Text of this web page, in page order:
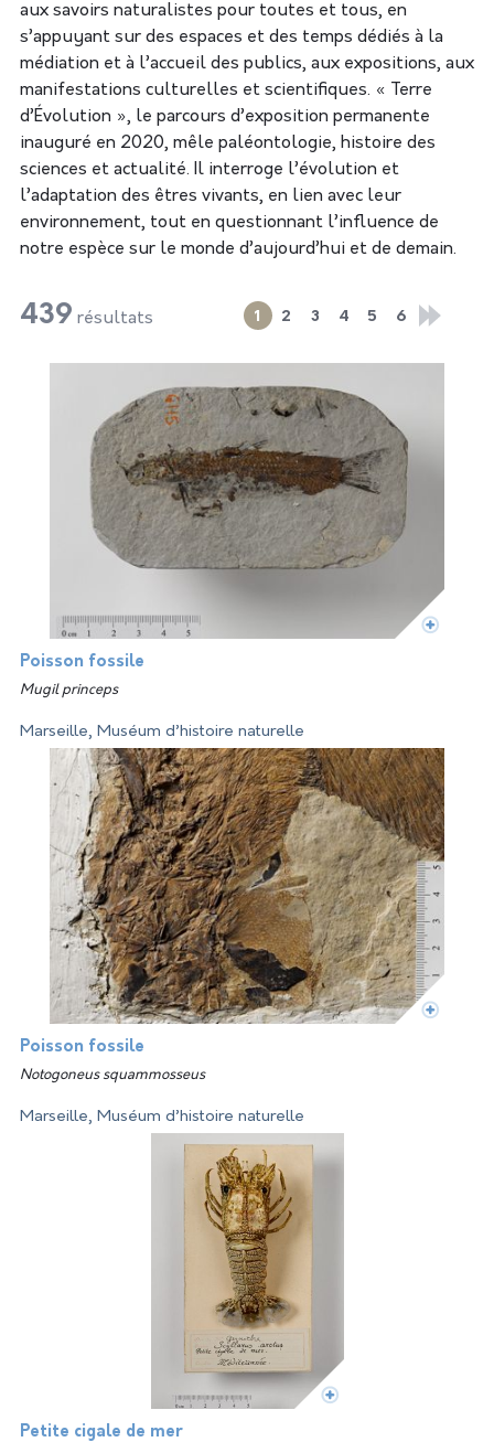
aux savoirs naturalistes pour toutes et tous, en
s’appuyant sur des espaces et des temps dédiés à la
médiation et à l’accueil des publics, aux expositions, aux
manifestations culturelles et scientifiques. « Terre
d’Évolution », le parcours d’exposition permanente
inauguré en 2020, mêle paléontologie, histoire des
sciences et actualité. Il interroge l’évolution et
l’adaptation des êtres vivants, en lien avec leur
environnement, tout en questionnant l’influence de
notre espèce sur le monde d’aujourd’hui et de demain.
439 résultats 1 2 3 4 5 6
Poisson fossile
Mugil princeps
Marseille, Muséum d’histoire naturelle
Poisson fossile
Notogoneus squammosseus
Marseille, Muséum d’histoire naturelle
Petite cigale de mer